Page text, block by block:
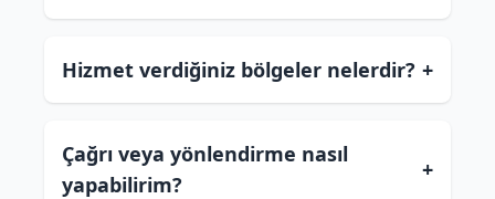
Hizmet verdiğiniz bölgeler nelerdir? +
Çağrı veya yönlendirme nasıl
yapabilirim?
+